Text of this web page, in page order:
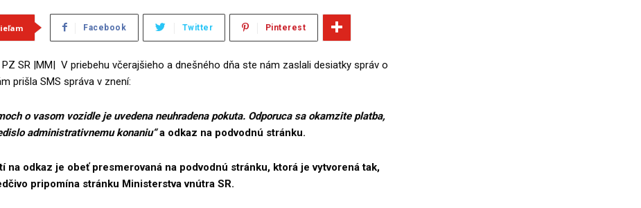
Facebook Twitter Pinterest
SR |MM| V priebehu včerajšieho a dnešného dňa ste nám zaslali desiatky správ o
prišla SMS správa v znení:
o vasom vozidle je uvedena neuhradena pokuta. Odporuca sa okamzite platba,
administrativnemu konaniu“a odkaz na podvodnú stránku.
na odkaz je obeť presmerovaná na podvodnú stránku, ktorá je vytvorená tak,
pripomína stránku Ministerstva vnútra SR.